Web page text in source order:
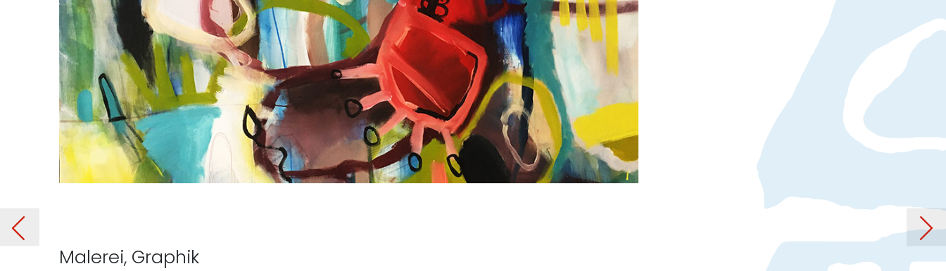
Malerei, Graphik
Vorheriger Beitrag: Nichts ist für die Ewigkeit